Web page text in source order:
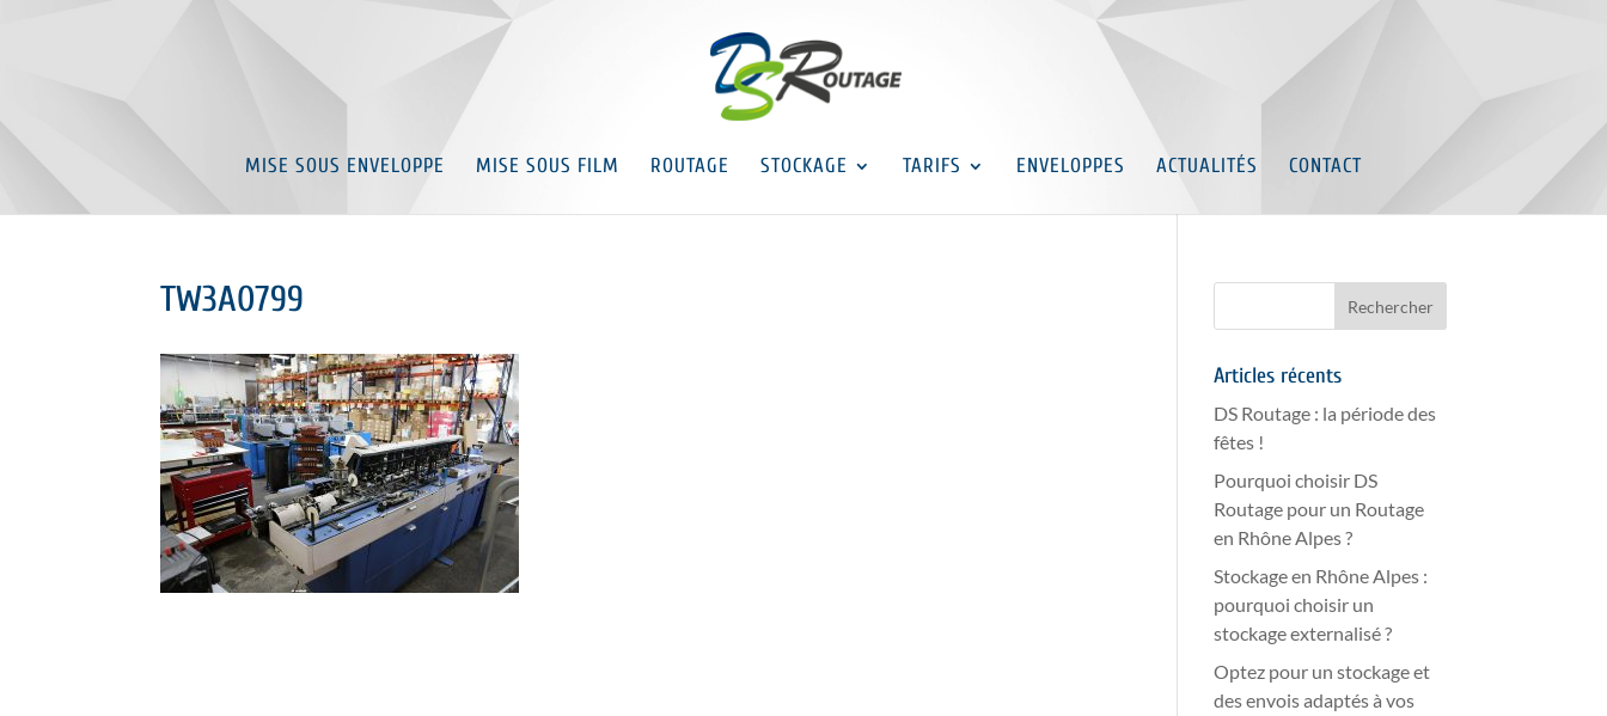
MISE SOUS ENVELOPPE MISE SOUS FILM ROUTAGE STOCKAGE TARIFS ENVELOPPES ACTUALITÉS CONTACT
TW3A0799
Articles récents
DS Routage : la période des
fêtes !
Pourquoi choisir DS
Routage pour un Routage
en Rhône Alpes ?
Stockage en Rhône Alpes :
pourquoi choisir un
stockage externalisé ?
Optez pour un stockage et
des envois adaptés à vos